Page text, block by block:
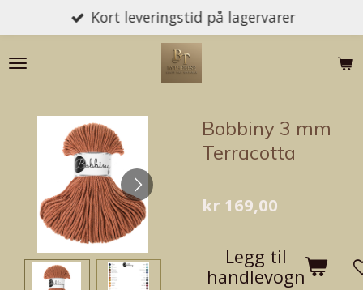
til
hovedinnhold
Kort leveringstid på lagervarer
Bobbiny 3 mm
Terracotta
kr 169,00
Legg til
handlevogn